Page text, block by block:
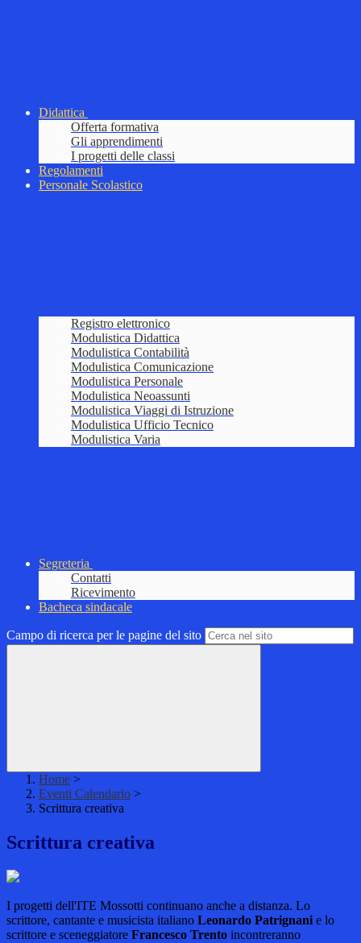
Didattica
Offerta formativa
Gli apprendimenti
I progetti delle classi
Regolamenti
Personale Scolastico
Registro elettronico
Modulistica Didattica
Modulistica Contabilità
Modulistica Comunicazione
Modulistica Personale
Modulistica Neoassunti
Modulistica Viaggi di Istruzione
Modulistica Ufficio Tecnico
Modulistica Varia
Segreteria
Contatti
Ricevimento
Bacheca sindacale
Campo di ricerca per le pagine del sito
Home >
Eventi Calendario >
Scrittura creativa
Scrittura creativa
I progetti dell'ITE Mossotti continuano anche a distanza. Lo
scrittore, cantante e musicista italiano Leonardo Patrignani e lo
scrittore e sceneggiatore Francesco Trento incontreranno